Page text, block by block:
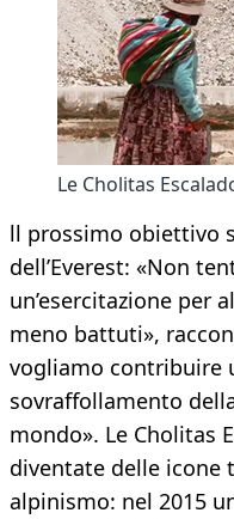
Le Cholitas
ll prossimo obiettivo
dell’Everest: «Non
un’esercitazione per
meno battuti»,
vogliamo contribuire
sovraffollamento
mondo». Le Cholitas
diventate delle icone
alpinismo: nel 2015